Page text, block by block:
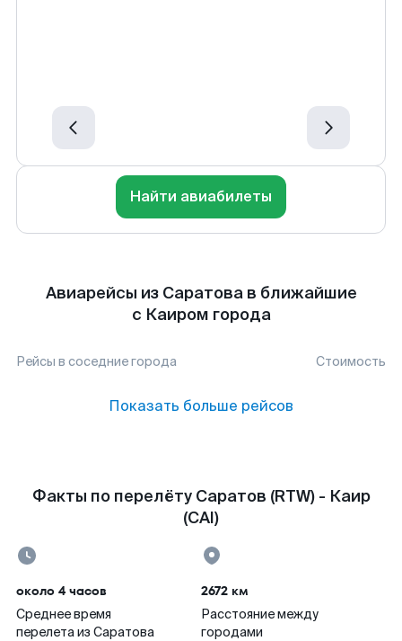
Найти авиабилеты
Авиарейсы из Саратова в ближайшие
с Каиром города
Рейсы в соседние города Стоимость
Показать больше рейсов
Факты по перелёту Саратов (RTW) - Каир
(CAI)
около 4 часов
Среднее время
перелета из Саратова
2672 км
Расстояние между
городами